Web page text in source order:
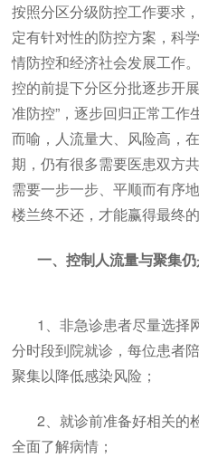
按照分区分级防控工作要求
定有针对性的防控方案，科
情防控和经济社会发展工作
控的前提下分区分批逐步开
准防控”，逐步回归正常工
而喻，人流量大、风险高，
期，仍有很多需要医患双方
需要一步一步、平顺而有序
楼兰终不还，才能赢得最终
一、控制人流量与聚集
1、非急诊患者尽量选择
分时段到院就诊，每位患者
聚集以降低感染风险；
2、就诊前准备好相关的
全面了解病情；